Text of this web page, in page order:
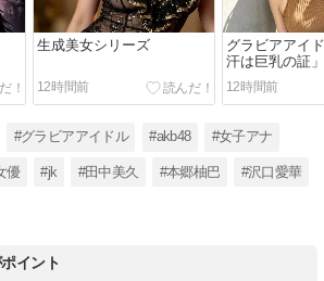
生成美女シリーズ
12時間前
グラビアアイ
汗は巨乳の証」
12時間前
#グラビアアイドル #akb48 #女子アナ
優 #jk #田中美久 #本郷柚巴 #沢口愛華
イント